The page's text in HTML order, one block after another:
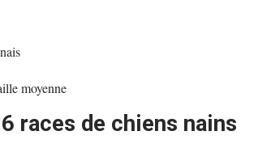
moyenne
races de chiens nains